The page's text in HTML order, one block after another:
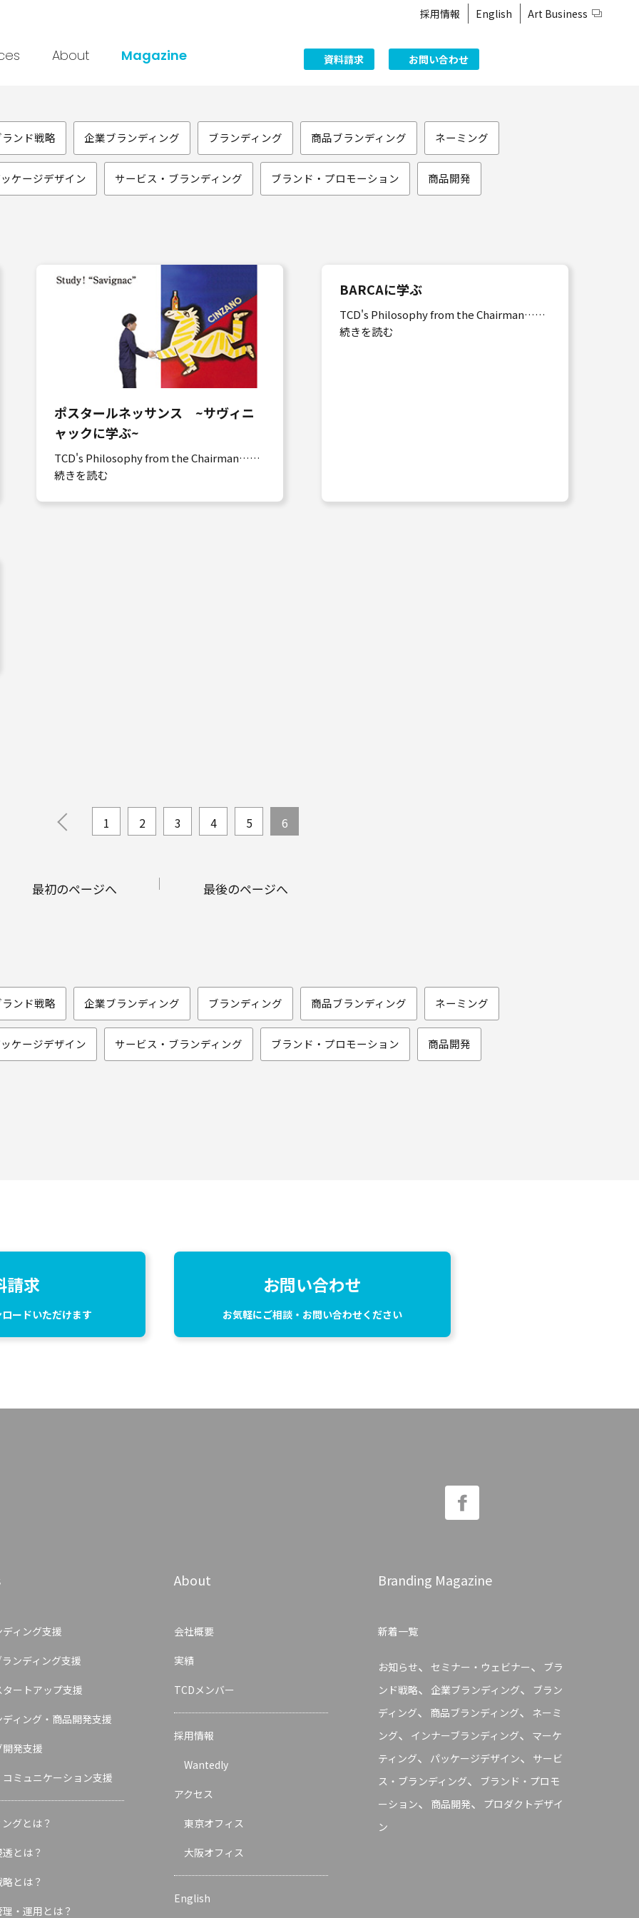
About Magazine
採用情報 English Art Business
資料請求 お問い合わせ
ランド戦略 企業ブランディング ブランディング 商品ブランディング ネーミング
ケージデザイン サービス・ブランディング ブランド・プロモーション 商品開発
ポスタールネッサンス ~サヴィニ
ャックに学ぶ~
TCD's Philosophy from the Chairman……
続きを読む
BARCAに学ぶ
TCD's Philosophy from the Chairman……
続きを読む
1 2 3 4 5 6
最初のページへ 最後のページへ
ランド戦略 企業ブランディング ブランディング 商品ブランディング ネーミング
ケージデザイン サービス・ブランディング ブランド・プロモーション 商品開発
請求
ードいただけます
お問い合わせ
お気軽にご相談・お問い合わせください
ィング支援
ンディング支援
ートアップ支援
ィング・商品開発支援
発支援
コミュニケーション支援
グとは？
とは？
とは？
・運用とは？
About
会社概要
実績
TCDメンバー
採用情報
Wantedly
アクセス
東京オフィス
大阪オフィス
English
Branding Magazine
新着一覧
お知らせ、 セミナー・ウェビナー、
ブラ
ンド戦略、 企業ブランディング、
ブラン
ディング、 商品ブランディング、
ネーミ
ング、 インナーブランディング、
マーケ
ティング、 パッケージデザイン、
サービ
ス・ブランディング、
ブランド・プロモ
ーション、 商品開発、
プロダクトデザイ
ン